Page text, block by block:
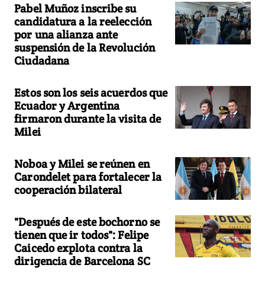
Pabel Muñoz inscribe su
candidatura a la reelección
por una alianza ante
suspensión de la Revolución
Ciudadana
Estos son los seis acuerdos que
Ecuador y Argentina
firmaron durante la visita de
Milei
Noboa y Milei se reúnen en
Carondelet para fortalecer la
cooperación bilateral
"Después de este bochorno se
tienen que ir todos": Felipe
Caicedo explota contra la
dirigencia de Barcelona SC